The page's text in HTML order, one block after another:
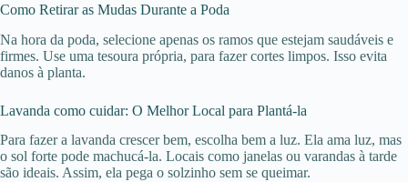
Como Retirar as Mudas Durante a Poda
Na hora da poda, selecione apenas os ramos que estejam saudáveis e
firmes. Use uma tesoura própria, para fazer cortes limpos. Isso evita
danos à planta.
Lavanda como cuidar: O Melhor Local para Plantá-la
Para fazer a lavanda crescer bem, escolha bem a luz. Ela ama luz, mas
o sol forte pode machucá-la. Locais como janelas ou varandas à tarde
são ideais. Assim, ela pega o solzinho sem se queimar.